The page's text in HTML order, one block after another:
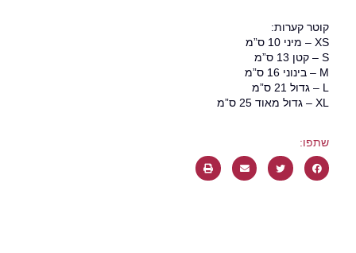
קוטר קערות:
XS – מיני 10 ס”מ
S – קטן 13 ס”מ
M – בינוני 16 ס”מ
XL – גדול מאוד 25 ס”מ
שתפו: